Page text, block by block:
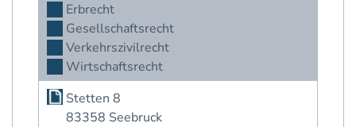
Erbrecht
Gesellschaftsrecht
Verkehrszivilrecht
Wirtschaftsrecht
Stetten 8
83358 Seebruck